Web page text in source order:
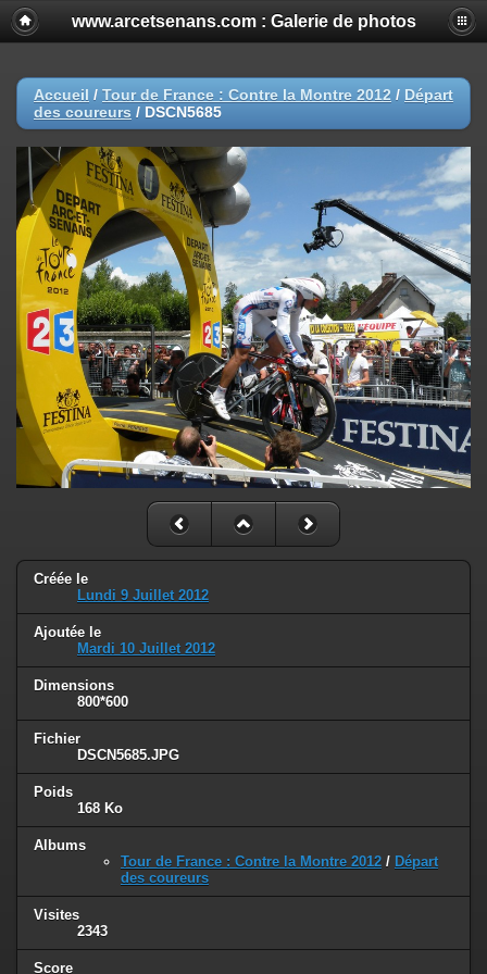
www.arcetsenans.com : Galerie de photos
Accueil / Tour de France : Contre la Montre 2012 / Départ
des coureurs / DSCN5685
Créée le
Lundi 9 Juillet 2012
Ajoutée le
Mardi 10 Juillet 2012
Dimensions
800*600
Fichier
DSCN5685.JPG
Poids
168 Ko
Albums
Tour de France : Contre la Montre 2012 / Départ
des coureurs
Visites
2343
Score